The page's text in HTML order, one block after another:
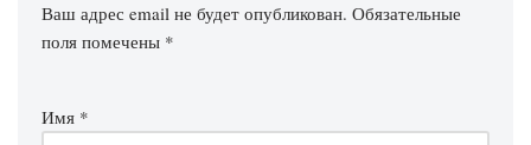
Ваш адрес email не будет опубликован. Обязательные
поля помечены *
Имя *